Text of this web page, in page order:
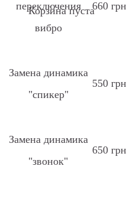
Корзина пуста
переключения
вибро
660 грн
Замена динамика
"спикер"
550 грн
Замена динамика
"звонок"
650 грн